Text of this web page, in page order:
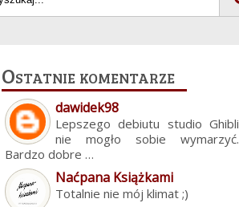
Ostatnie komentarze
dawidek98
Lepszego debiutu studio Ghibli
nie mogło sobie wymarzyć.
Bardzo dobre …
Naćpana Książkami
Totalnie nie mój klimat ;)